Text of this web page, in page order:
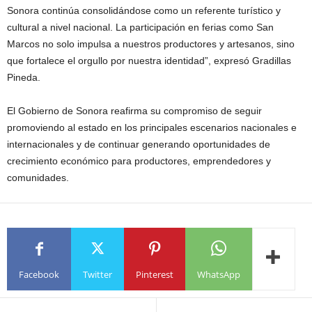
Sonora continúa consolidándose como un referente turístico y
cultural a nivel nacional. La participación en ferias como San
Marcos no solo impulsa a nuestros productores y artesanos, sino
que fortalece el orgullo por nuestra identidad”, expresó Gradillas
Pineda.
El Gobierno de Sonora reafirma su compromiso de seguir
promoviendo al estado en los principales escenarios nacionales e
internacionales y de continuar generando oportunidades de
crecimiento económico para productores, emprendedores y
comunidades.
Facebook Twitter Pinterest WhatsApp